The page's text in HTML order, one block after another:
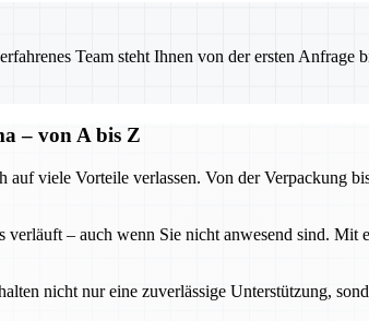
Team steht Ihnen von der ersten
– von A bis Z
viele Vorteile verlassen. Von der Verpackung
– auch wenn Sie nicht anwesend sind.
nicht nur eine zuverlässige Unterstützung,